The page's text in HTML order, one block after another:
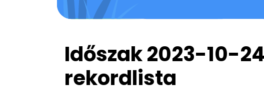
Időszak 2023-10-
rekordlista